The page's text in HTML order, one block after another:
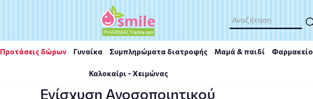
Προτάσεις δώρων Γυναίκα Συμπληρώματα διατροφής Μαμά & παιδί Φαρμακείο
Καλοκαίρι - Χειμώνας
Ενίσχυση Ανοσοποιητικού